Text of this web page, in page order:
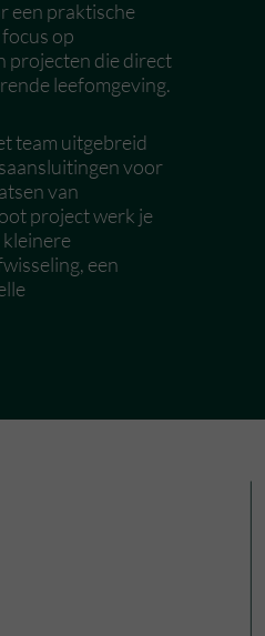
een praktische
op
projecten die direct
leefomgeving.
team uitgebreid
voor
van
project werk je
kleinere
een